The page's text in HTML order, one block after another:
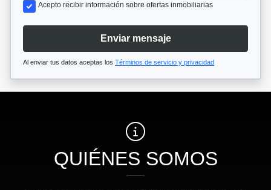
Acepto recibir información sobre ofertas inmobiliarias
Enviar mensaje
Al enviar tus datos aceptas los Términos de servicio y privacidad
QUIÉNES SOMOS